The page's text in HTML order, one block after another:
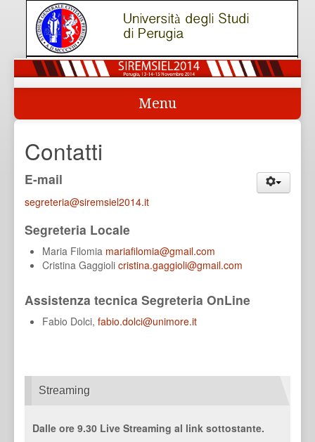
Menu
Presentazione e temi
Comitato Scientifico
Sede
Contatti
>>> SEGRETERIA ON LINE
Contatti
E-mail
segreteria@siremsiel2014.it
Segreteria Locale
Maria Filomia mariafilomia@gmail.com
Cristina Gaggioli cristina.gaggioli@gmail.com
Assistenza tecnica Segreteria OnLine
Fabio Dolci, fabio.dolci@unimore.it
Streaming
Dalle ore 9.30 Live Streaming al link sottostante.